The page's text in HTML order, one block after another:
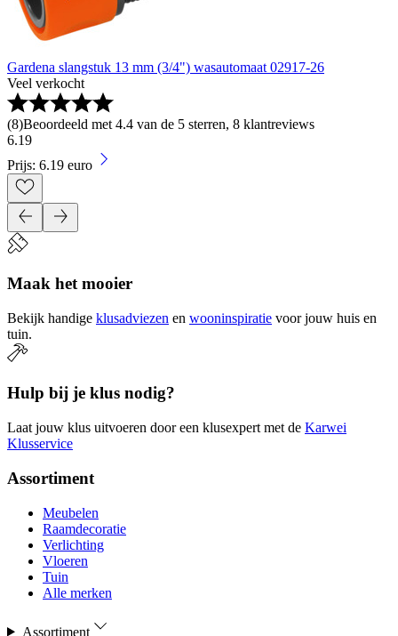
Gardena slangstuk 13 mm (3/4") wasautomaat 02917-26
Veel verkocht
(8)Beoordeeld met 4.4 van de 5 sterren, 8 klantreviews
6.19
Prijs: 6.19 euro
Maak het mooier
Bekijk handige klusadviezen en wooninspiratie voor jouw huis en
tuin.
Hulp bij je klus nodig?
Laat jouw klus uitvoeren door een klusexpert met de Karwei
Klusservice
Assortiment
Meubelen
Raamdecoratie
Verlichting
Vloeren
Tuin
Alle merken
Assortiment